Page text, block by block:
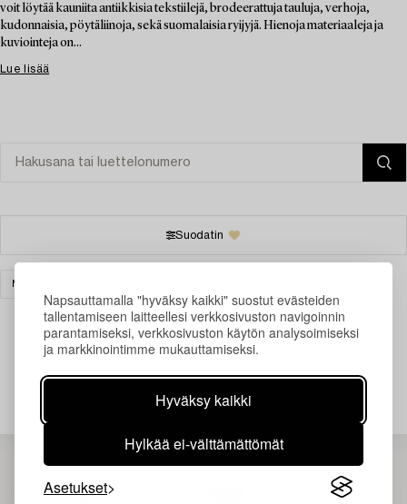
Napsauttamalla "hyväksy kaikki" suostut evästeiden
tallentamiseen laitteellesi verkkosivuston navigoinnin
parantamiseksi, verkkosivuston käytön analysoimiseksi
ja markkinointimme mukauttamiseksi.
Hyväksy kaikki
Hylkää ei-välttämättömät
Asetukset
voit löytää kauniita antiikkisia tekstiilejä, brodeerattuja tauluja, verhoja,
kudonnaisia, pöytäliinoja, sekä suomalaisia ryijyjä. Hienoja materiaaleja ja
kuviointeja on...
Lue lisää
Suodatin
MATOT & TEKSTIILIT